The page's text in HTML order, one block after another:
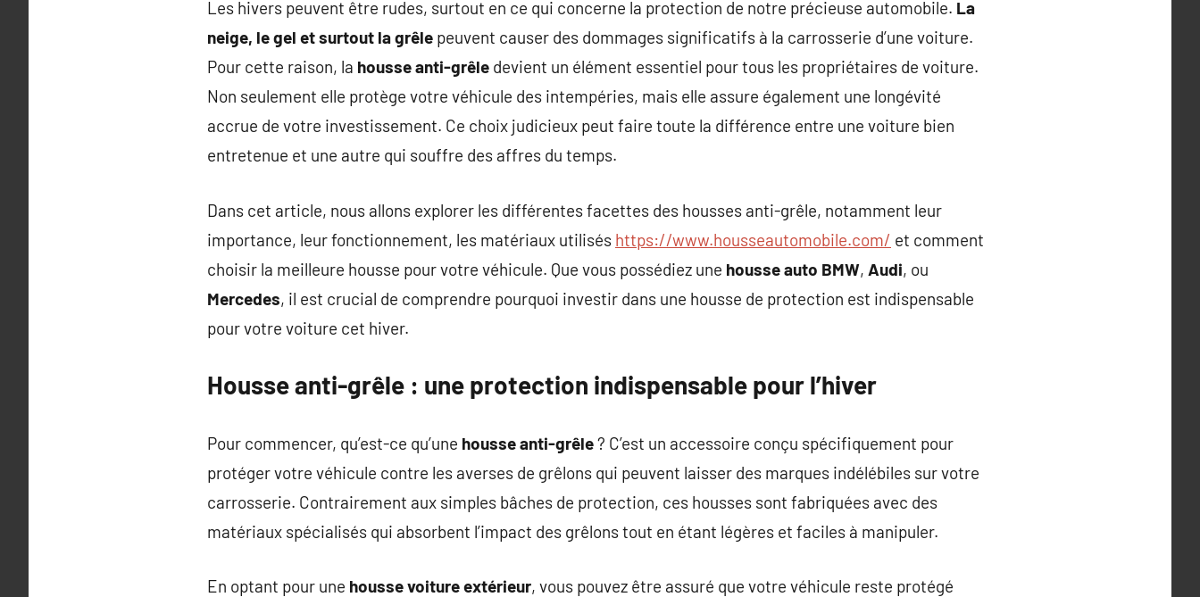
Les hivers peuvent être rudes, surtout en ce qui concerne la protection de notre précieuse automobile. La
neige, le gel et surtout la grêle peuvent causer des dommages significatifs à la carrosserie d’une voiture.
Pour cette raison, la housse anti-grêle devient un élément essentiel pour tous les propriétaires de voiture.
Non seulement elle protège votre véhicule des intempéries, mais elle assure également une longévité
accrue de votre investissement. Ce choix judicieux peut faire toute la différence entre une voiture bien
entretenue et une autre qui souffre des affres du temps.
Dans cet article, nous allons explorer les différentes facettes des housses anti-grêle, notamment leur
importance, leur fonctionnement, les matériaux utilisés https://www.housseautomobile.com/ et comment
choisir la meilleure housse pour votre véhicule. Que vous possédiez une housse auto BMW, Audi, ou
Mercedes, il est crucial de comprendre pourquoi investir dans une housse de protection est indispensable
pour votre voiture cet hiver.
Housse anti-grêle : une protection indispensable pour l’hiver
Pour commencer, qu’est-ce qu’une housse anti-grêle? C’est un accessoire conçu spécifiquement pour
protéger votre véhicule contre les averses de grêlons qui peuvent laisser des marques indélébiles sur votre
carrosserie. Contrairement aux simples bâches de protection, ces housses sont fabriquées avec des
matériaux spécialisés qui absorbent l’impact des grêlons tout en étant légères et faciles à manipuler.
En optant pour une housse voiture extérieur, vous pouvez être assuré que votre véhicule reste protégé